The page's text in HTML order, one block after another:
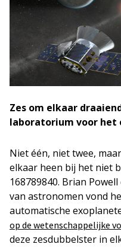
Zes om elkaar
laboratorium voor het
Niet één, niet twee,
elkaar heen bij het niet
168789840. Brian
van astronomen vond
automatische
op de wetenschappelijke
deze zesdubbelster in